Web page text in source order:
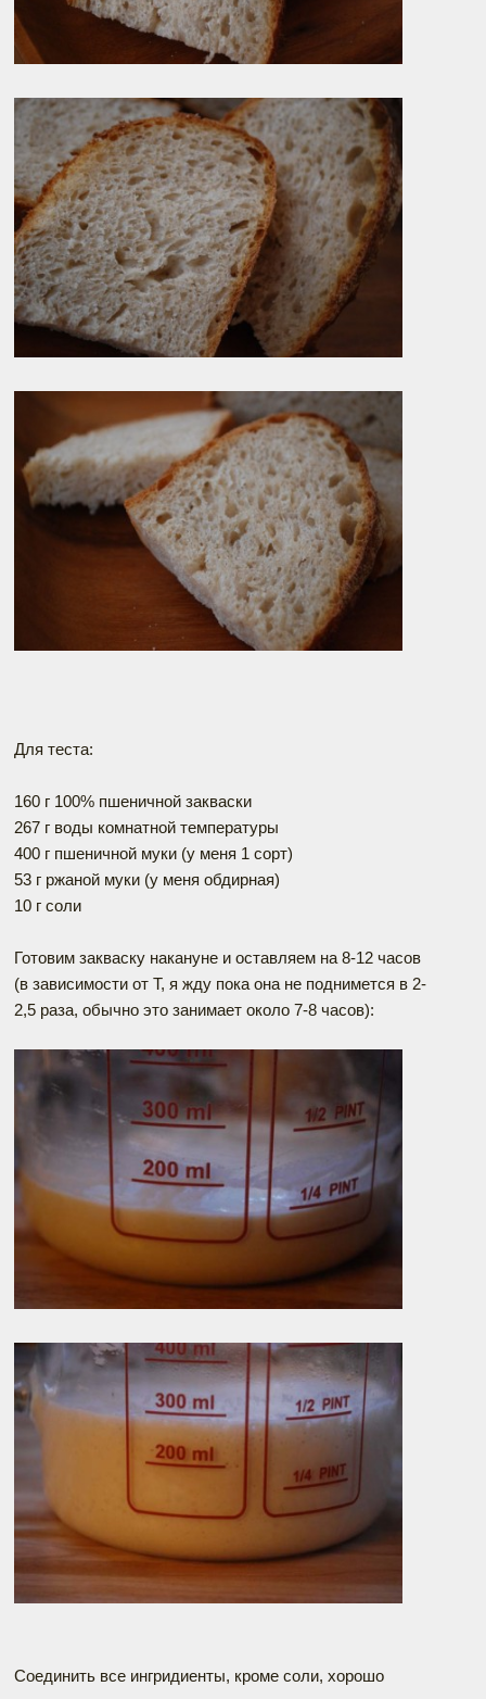
Для теста:
160 г 100% пшеничной закваски
267 г воды комнатной температуры
400 г пшеничной муки (у меня 1 сорт)
53 г ржаной муки (у меня обдирная)
10 г соли
Готовим закваску накануне и оставляем на 8-12 часов
(в зависимости от Т, я жду пока она не поднимется в 2-
2,5 раза, обычно это занимает около 7-8 часов):
Соединить все ингридиенты, кроме соли, хорошо